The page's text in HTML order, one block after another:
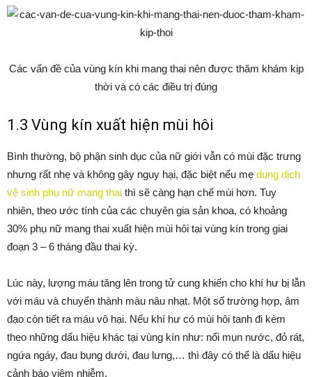
Các vấn đề của vùng kín khi mang thai nên được thăm khám kịp
thời và có các điều trị đúng
1.3 Vùng kín xuất hiện mùi hôi
Bình thường, bộ phận sinh dục của nữ giới vẫn có mùi đặc trưng
nhưng rất nhẹ và không gây nguy hại, đặc biệt nếu mẹ dung dịch
vệ sinh phụ nữ mang thai thì sẽ càng hạn chế mùi hơn. Tuy
nhiên, theo ước tính của các chuyên gia sản khoa, có khoảng
30% phụ nữ mang thai xuất hiện mùi hôi tại vùng kín trong giai
đoạn 3 – 6 tháng đầu thai kỳ.
Lúc này, lượng máu tăng lên trong tử cung khiến cho khí hư bị lẫn
với máu và chuyển thành màu nâu nhạt. Một số trường hợp, âm
đạo còn tiết ra máu vô hại. Nếu khí hư có mùi hôi tanh đi kèm
theo những dấu hiệu khác tại vùng kín như: nổi mụn nước, đỏ rát,
ngứa ngáy, đau bụng dưới, đau lưng,… thì đây có thể là dấu hiệu
cảnh báo viêm nhiễm.